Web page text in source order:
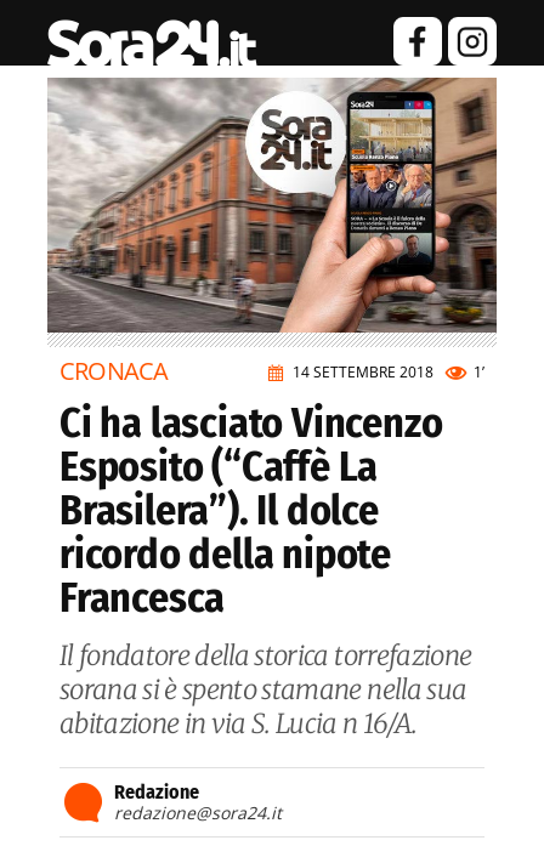
14 SETTEMBRE 2018 1’
CRONACA
Ci ha lasciato Vincenzo
Esposito (“Caffè La
Brasilera”). Il dolce
ricordo della nipote
Francesca
Il fondatore della storica torrefazione
sorana si è spento stamane nella sua
abitazione in via S. Lucia n 16/A.
Redazione
redazione@sora24.it